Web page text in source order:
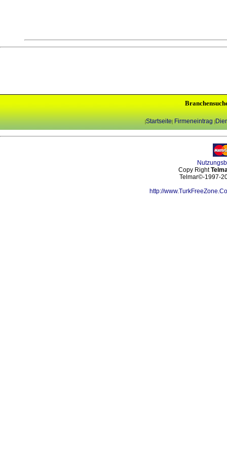
|Startseite| Firmeneintrag |
Copy Right
Telmar©-1997-
http://